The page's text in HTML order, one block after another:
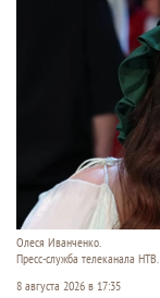
Олеся Иванченко.
Пресс-служба телеканала НТВ.
8 августа 2026 в 17:35